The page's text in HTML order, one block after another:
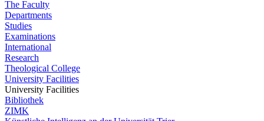
The Faculty
Departments
Studies
Examinations
International
Research
Theological College
University Facilities
University Facilities
Bibliothek
ZIMK